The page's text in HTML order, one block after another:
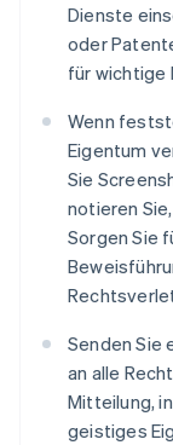
Dienste
oder
für wichtige
Wenn
Eigentum
Sie
notieren
Sorgen Sie
Senden Sie
an alle
Mitteilung,
geistiges